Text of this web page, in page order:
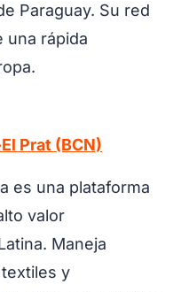
Paraguay. Su red
una rápida
Prat (BCN)
es una plataforma
valor
Maneja
y